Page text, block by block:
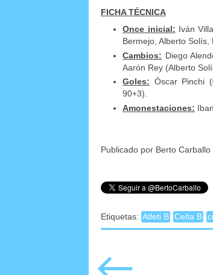
FICHA TÉCNICA
Once inicial: Iván
Bermejo, Alberto Solís,
Cambios: Diego
Aarón Rey (Alberto
Goles: Óscar Pinchi
90+3).
Amonestaciones:
Publicado por Berto Carballo
Etiquetas: Atleti B Celta B